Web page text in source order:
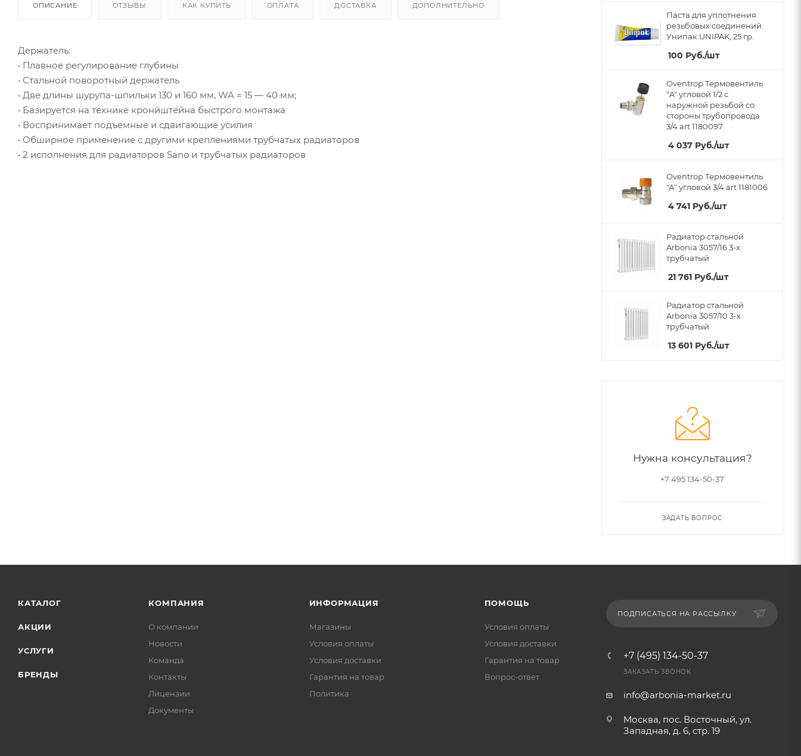
ОПИСАНИЕ ОТЗЫВЫ КАК КУПИТЬ ОПЛАТА ДОСТАВКА ДОПОЛНИТЕЛЬНО
Держатель:
• Плавное регулирование глубины
• Стальной поворотный держатель
• Две длины шурупа-шпильки 130 и 160 мм, WA = 15 — 40 мм;
• Базируется на технике кронйштейна быстрого монтажа
• Воспринимает подъёмные и сдвигающие усилия
• Обширное применение с другими креплениями трубчатых радиаторов
• 2 исполнения для радиаторов Sano и трубчатых радиаторов
Паста для уплотнения
резьбовых соединений
Унипак UNIPAK, 25 гр.
100 Руб./шт
Oventrop Термовентиль
"A" угловой 1/2 с
наружной резьбой со
стороны трубопровода
3/4 art 1180097
4 037 Руб./шт
Oventrop Термовентиль
"А" угловой 3/4 art 1181006
4 741 Руб./шт
Радиатор стальной
Arbonia 3057/16 3-х
трубчатый
21 761 Руб./шт
Радиатор стальной
Arbonia 3057/10 3-х
трубчатый
13 601 Руб./шт
Нужна консультация?
+7 495 134-50-37
ЗАДАТЬ ВОПРОС
КАТАЛОГ
АКЦИИ
УСЛУГИ
БРЕНДЫ
КОМПАНИЯ
О компании
Новости
Команда
Контакты
Лицензии
Документы
ИНФОРМАЦИЯ
Магазины
Условия оплаты
Условия доставки
Гарантия на товар
Политика
ПОМОЩЬ
Условия оплаты
Условия доставки
Гарантия на товар
Вопрос-ответ
ПОДПИСАТЬСЯ НА РАССЫЛКУ
+7 (495) 134-50-37
ЗАКАЗАТЬ ЗВОНОК
info@arbonia-market.ru
Москва, пос. Восточный, ул.
Западная, д. 6, стр. 19